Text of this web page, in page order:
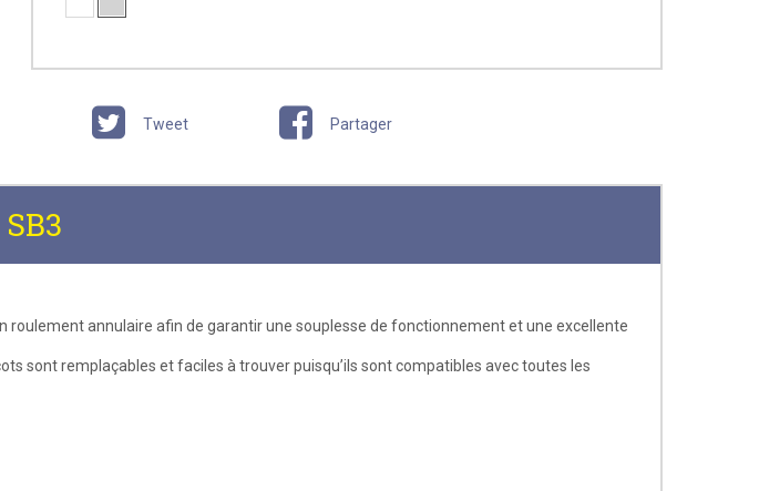
Tweet Partager
roulement annulaire afin de garantir une souplesse de fonctionnement et une excellente
sont remplaçables et faciles à trouver puisqu’ils sont compatibles avec toutes les